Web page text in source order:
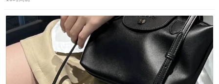
信
ポ
ト
数